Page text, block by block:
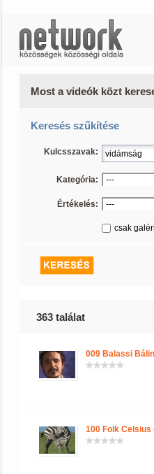
Most a videók közt
Keresés szűkítése
Kulcsszavak:
Kategória:
Értékelés:
csak
363 találat
009 Balassi
100 Folk Celsius